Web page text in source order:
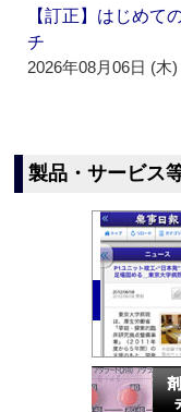
【訂正】はじめ
チ
2026年08月06日 (木)
製品・サービス